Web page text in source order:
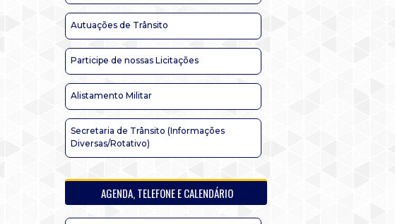
Autuações de Trânsito
Participe de nossas Licitações
Alistamento Militar
Secretaria de Trânsito (Informações
Diversas/Rotativo)
AGENDA, TELEFONE E CALENDÁRIO